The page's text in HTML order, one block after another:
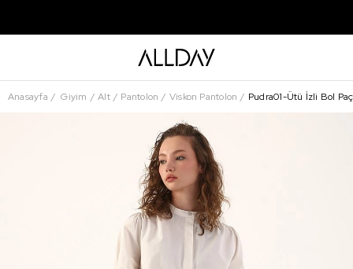
Anasayfa Giyim Alt Pantolon Viskon Pantolon Pudra01-Ütü İzli Bol